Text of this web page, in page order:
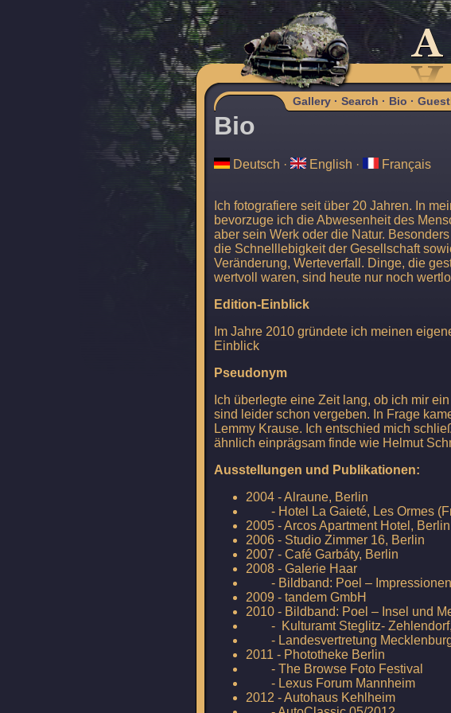
Gallery · Search · Bio ·
Bio
Deutsch · English · Français
Ich fotografiere seit über 20 Jahren. In
bevorzuge ich die Abwesenheit des
aber sein Werk oder die Natur.
die Schnelllebigkeit der Gesellschaft
Veränderung, Werteverfall. Dinge, die
wertvoll waren, sind heute nur noch
Edition-Einblick
Im Jahre 2010 gründete ich meinen
Einblick
Pseudonym
Ich überlegte eine Zeit lang, ob ich mir
sind leider schon vergeben. In Frage
Lemmy Krause. Ich entschied mich
ähnlich einprägsam finde wie Helmut
Ausstellungen und Publikationen:
2004 - Alraune, Berlin
- Hotel La Gaieté, Les Ormes
2005 - Arcos Apartment Hotel,
2006 - Studio Zimmer 16, Berlin
2007 - Café Garbáty, Berlin
2008 - Galerie Haar
- Bildband: Poel – Impressionen
2009 - tandem GmbH
2010 - Bildband: Poel – Insel und
- Kulturamt Steglitz-
- Landesvertretung
2011 - Phototheke Berlin
- The Browse Foto Festival
- Lexus Forum Mannheim
2012 - Autohaus Kehlheim